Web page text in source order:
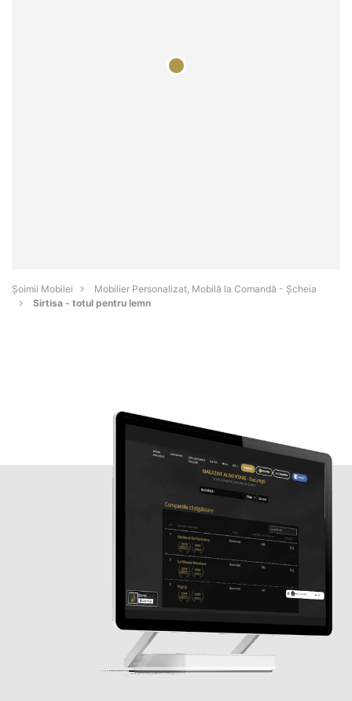
Șoimii Mobilei
Mobilier Personalizat, Mobilă la Comandă - Şcheia
Sirtisa - totul pentru lemn